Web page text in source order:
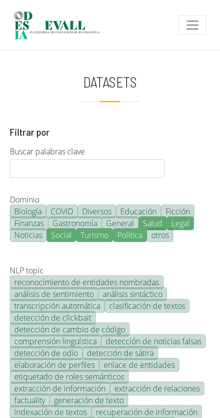
DATASETS
Filtrar por
Buscar palabras clave
Dominio
Biología
COVID Diversos Educación
Ficción
Finanzas
Gastronomía General Salud
Legal
Noticias
Social Turismo Política otros
NLP topic
reconocimiento de entidades nombradas
análisis de sentimiento
análisis sintáctico
transcripción automática
clasificación de textos
detección de clickbait
detección de cambio de código
comprensión lingüística
detección de noticias falsas
detección de odio
detección de sátira
elaboración de perfiles
enlace de entidades
etiquetado de roles semánticos
extracción de información
extracción de relaciones
factuality
generación de texto
indexación de textos
recuperación de información